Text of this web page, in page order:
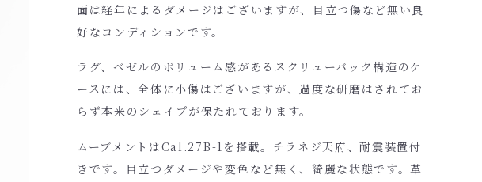
面は経年によるダメージはございますが、目立つ傷など無い良
好なコンディションです。
ラグ、ベゼルのボリューム感があるスクリューバック構造のケ
ースには、全体に小傷はございますが、過度な研磨はされてお
らず本来のシェイプが保たれております。
ムーブメントはCal.27B-1を搭載。チラネジ天府、耐震装置付
きです。目立つダメージや変色など無く、綺麗な状態です。革